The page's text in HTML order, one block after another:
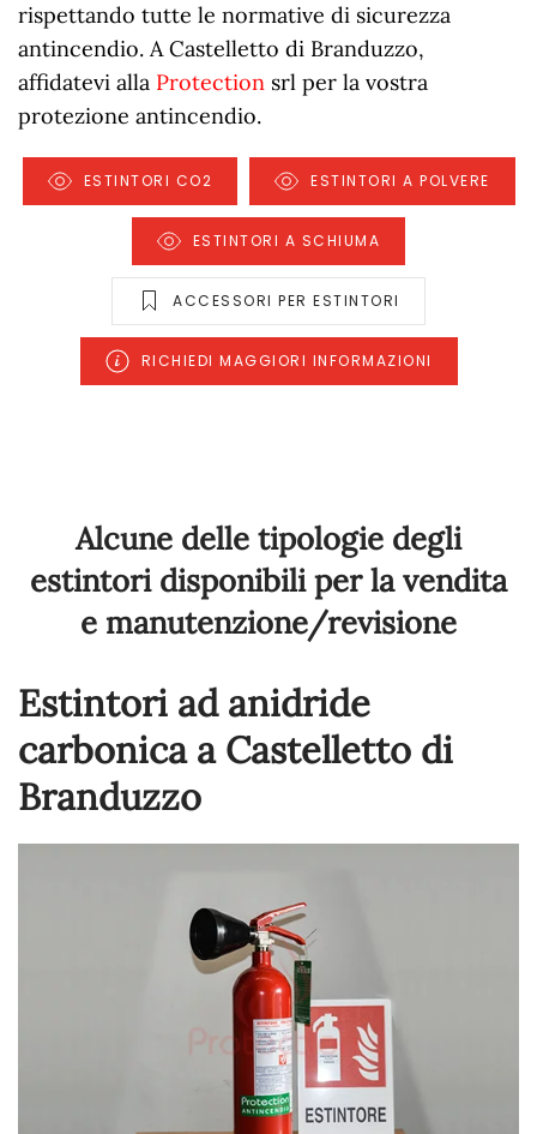
rispettando tutte le normative di sicurezza
antincendio. A Castelletto di Branduzzo,
affidatevi alla Protection srl per la vostra
protezione antincendio.
ESTINTORI CO2 ESTINTORI A POLVERE
ESTINTORI A SCHIUMA
ACCESSORI PER ESTINTORI
RICHIEDI MAGGIORI INFORMAZIONI
Alcune delle tipologie degli
estintori disponibili per la vendita
e manutenzione/revisione
Estintori ad anidride
carbonica a Castelletto di
Branduzzo